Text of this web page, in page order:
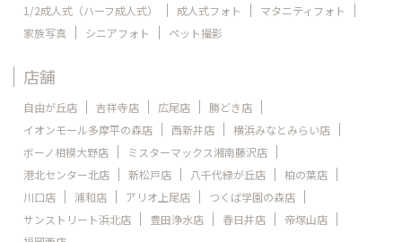
1/2成人式（ハーフ成人式）
成人式フォト
マタニティフォト
家族写真
シニアフォト ペット撮影
店舗
自由が丘店 吉祥寺店 広尾店
勝どき店
イオンモール多摩平の森店
西新井店
横浜みなとみらい店
ボーノ相模大野店
ミスターマックス湘南藤沢店
港北センター北店
新松戸店 八千代緑が丘店
柏の葉店
川口店
浦和店 アリオ上尾店
つくば学園の森店
サンストリート浜北店
豊田浄水店 春日井店
帝塚山店